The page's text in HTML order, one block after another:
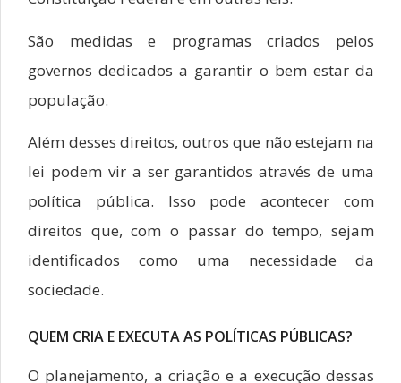
São medidas e programas criados pelos
governos dedicados a garantir o bem estar da
população.
Além desses direitos, outros que não estejam na
lei podem vir a ser garantidos através de uma
política pública. Isso pode acontecer com
direitos que, com o passar do tempo, sejam
identificados como uma necessidade da
sociedade.
QUEM CRIA E EXECUTA AS POLÍTICAS PÚBLICAS?
O planejamento, a criação e a execução dessas